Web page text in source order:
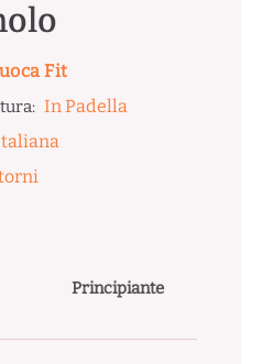
Fit
In Padella
Principiante